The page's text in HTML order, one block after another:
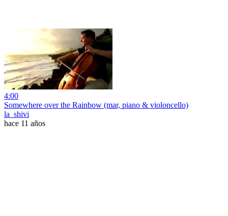
4:00
Somewhere over the Rainbow (mar, piano & violoncello)
la_shivi
hace 11 años